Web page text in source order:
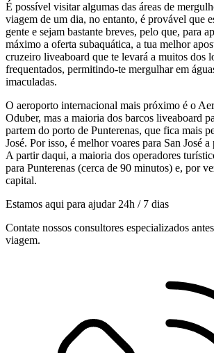
É possível visitar algumas das áreas de
viagem de um dia, no entanto, é provável que
gente e sejam bastante breves, pelo que, para
máximo a oferta subaquática, a tua melhor
cruzeiro liveaboard que te levará a muitos dos
frequentados, permitindo-te mergulhar em
imaculadas.
O aeroporto internacional mais próximo é o
Oduber, mas a maioria dos barcos liveaboard
partem do porto de Punterenas, que fica mais
José. Por isso, é melhor voares para San José
A partir daqui, a maioria dos operadores
para Punterenas (cerca de 90 minutos) e, por
capital.
Estamos aqui para ajudar 24h / 7 dias
Contate nossos consultores especializados
viagem.